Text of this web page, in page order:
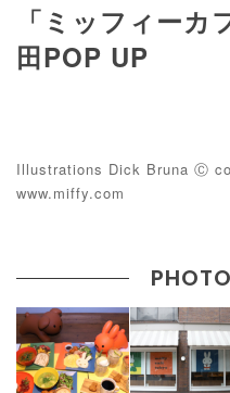
「ミッフィー
田POP UP
Illustrations Dick Bruna Ⓒ
www.miffy.com